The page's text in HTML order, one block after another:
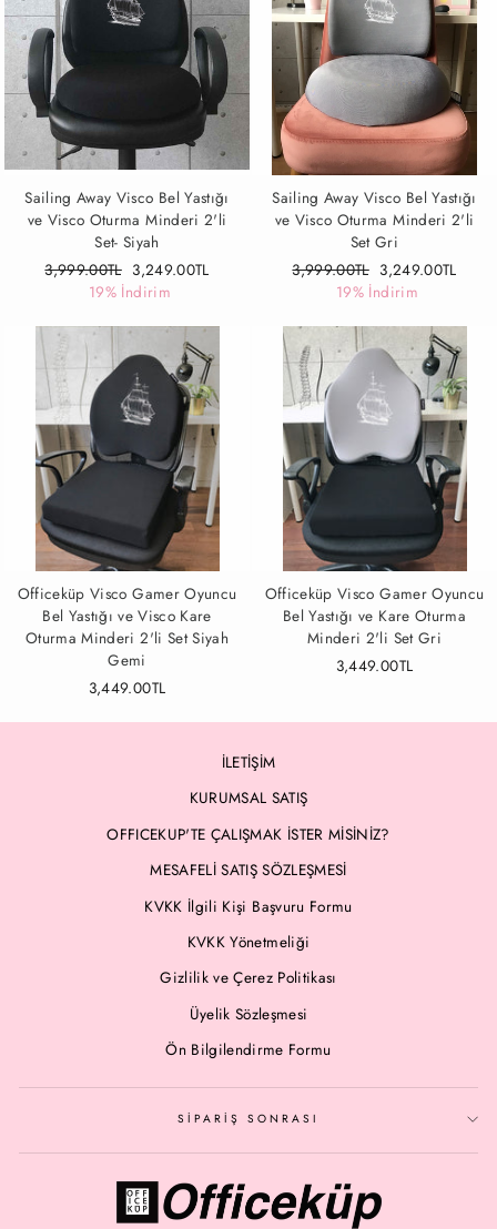
Sailing Away Visco Bel Yastığı
ve Visco Oturma Minderi 2'li
Set- Siyah
Fiyat
3,999.00TL İndirimli
Fiyat
3,249.00TL
19% İndirim
Sailing Away Visco Bel Yastığı
ve Visco Oturma Minderi 2'li
Set Gri
Fiyat
3,999.00TL İndirimli
Fiyat
3,249.00TL
19% İndirim
Officeküp Visco Gamer Oyuncu
Bel Yastığı ve Visco Kare
Oturma Minderi 2'li Set Siyah
Gemi
3,449.00TL
Officeküp Visco Gamer Oyuncu
Bel Yastığı ve Kare Oturma
Minderi 2'li Set Gri
3,449.00TL
İLETİŞİM
KURUMSAL SATIŞ
OFFICEKUP'TE ÇALIŞMAK İSTER MİSİNİZ?
MESAFELİ SATIŞ SÖZLEŞMESİ
KVKK İlgili Kişi Başvuru Formu
KVKK Yönetmeliği
Gizlilik ve Çerez Politikası
Üyelik Sözleşmesi
Ön Bilgilendirme Formu
SİPARİŞ SONRASI